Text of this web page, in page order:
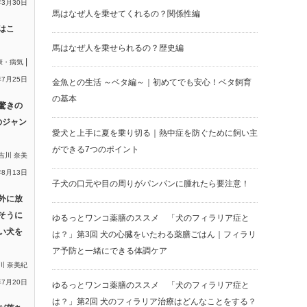
月30日
こ
・病気
月25日
きの
ャン
川 奈美
月13日
に放
うに
犬を
奈美紀
月20日
馬はなぜ人を乗せてくれるの？関係性編
馬はなぜ人を乗せられるの？歴史編
金魚との生活 ～ベタ編～｜初めてでも安心！ベタ飼育
の基本
愛犬と上手に夏を乗り切る｜熱中症を防ぐために飼い主
ができる7つのポイント
子犬の口元や目の周りがパンパンに腫れたら要注意！
ゆるっとワンコ薬膳のススメ 「犬のフィラリア症と
は？」第3回 犬の心臓をいたわる薬膳ごはん｜フィラリ
ア予防と一緒にできる体調ケア
ゆるっとワンコ薬膳のススメ 「犬のフィラリア症と
は？」第2回 犬のフィラリア治療はどんなことをする？